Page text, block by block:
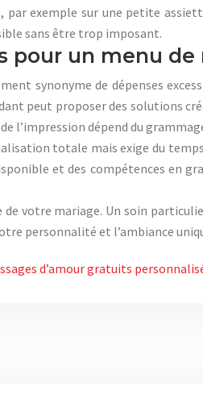
par exemple sur une petite
sans être trop imposant.
pour un menu de
synonyme de dépenses
peut proposer des solutions
l’impression dépend du
totale mais exige du
et des compétences en
votre mariage. Un soin
personnalité et l’ambiance
d’amour gratuits